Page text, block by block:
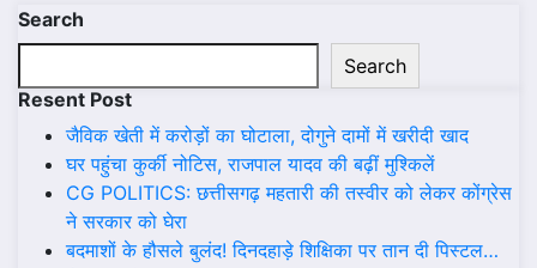
Search
Search
Resent Post
जैविक खेती में करोड़ों का घोटाला, दोगुने दामों में खरीदी खाद
घर पहुंचा कुर्की नोटिस, राजपाल यादव की बढ़ीं मुश्किलें
CG POLITICS: छत्तीसगढ़ महतारी की तस्वीर को लेकर कोंग्रेस
ने सरकार को घेरा
बदमाशों के हौसले बुलंद! दिनदहाड़े शिक्षिका पर तान दी पिस्टल…